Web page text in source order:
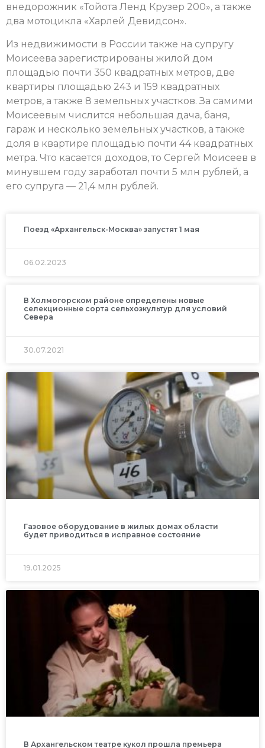
внедорожник «Тойота Ленд Крузер 200», а также
два мотоцикла «Харлей Девидсон».
Из недвижимости в России также на супругу
Моисеева зарегистрированы жилой дом
площадью почти 350 квадратных метров, две
квартиры площадью 243 и 159 квадратных
метров, а также 8 земельных участков. За самими
Моисеевым числится небольшая дача, баня,
гараж и несколько земельных участков, а также
доля в квартире площадью почти 44 квадратных
метра. Что касается доходов, то Сергей Моисеев в
минувшем году заработал почти 5 млн рублей, а
его супруга — 21,4 млн рублей.
Поезд «Архангельск-Москва» запустят 1 мая
06.02.2023
В Холмогорском районе определены новые
селекционные сорта сельхозкультур для условий
Севера
30.07.2021
Газовое оборудование в жилых домах области
будет приводиться в исправное состояние
19.01.2025
В Архангельском театре кукол прошла премьера